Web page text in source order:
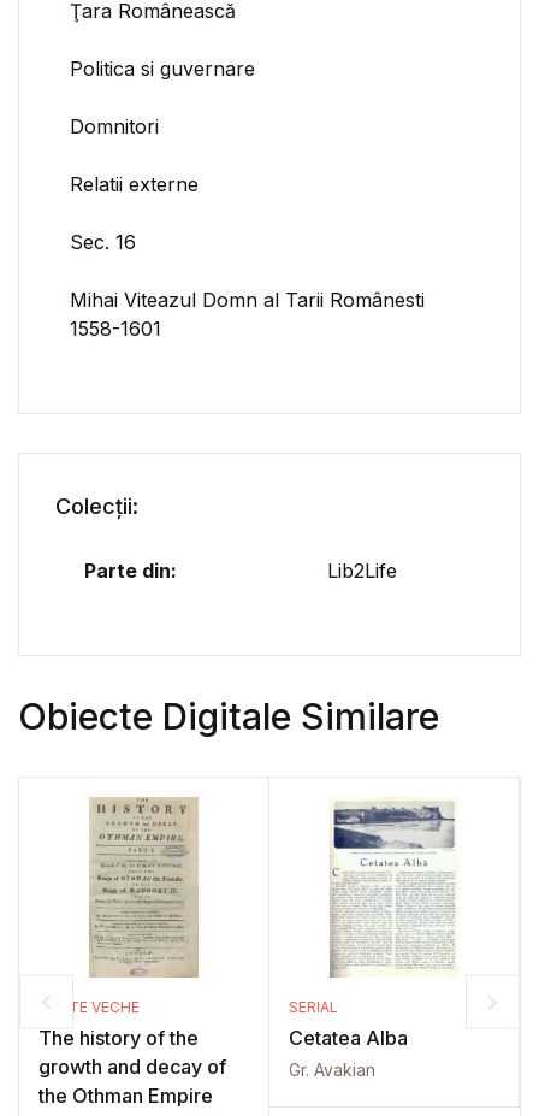
Ţara Românească
Politica si guvernare
Domnitori
Relatii externe
Sec. 16
Mihai Viteazul Domn al Tarii Românesti
1558-1601
Colecții:
Parte din: Lib2Life
Obiecte Digitale Similare
CARTE VECHE
The history of the
growth and decay of
the Othman Empire
SERIAL
Cetatea Alba
Gr. Avakian